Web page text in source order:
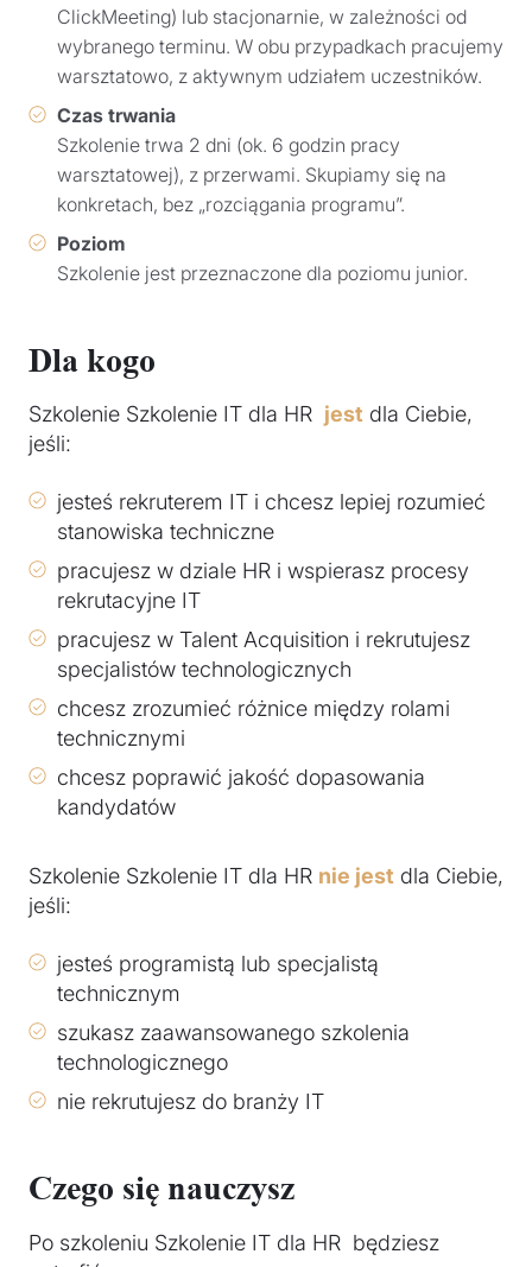
ClickMeeting) lub stacjonarnie, w zależności od
wybranego terminu. W obu przypadkach pracujemy
warsztatowo, z aktywnym udziałem uczestników.
Czas trwania
Szkolenie trwa 2 dni (ok. 6 godzin pracy
warsztatowej), z przerwami. Skupiamy się na
konkretach, bez „rozciągania programu”.
Poziom
Szkolenie jest przeznaczone dla poziomu junior.
Dla kogo
Szkolenie Szkolenie IT dla HR jest dla Ciebie,
jeśli:
jesteś rekruterem IT i chcesz lepiej rozumieć
stanowiska techniczne
pracujesz w dziale HR i wspierasz procesy
rekrutacyjne IT
pracujesz w Talent Acquisition i rekrutujesz
specjalistów technologicznych
chcesz zrozumieć różnice między rolami
technicznymi
chcesz poprawić jakość dopasowania
kandydatów
Szkolenie Szkolenie IT dla HR nie jest dla Ciebie,
jeśli:
jesteś programistą lub specjalistą
technicznym
szukasz zaawansowanego szkolenia
technologicznego
nie rekrutujesz do branży IT
Czego się nauczysz
Po szkoleniu Szkolenie IT dla HR będziesz